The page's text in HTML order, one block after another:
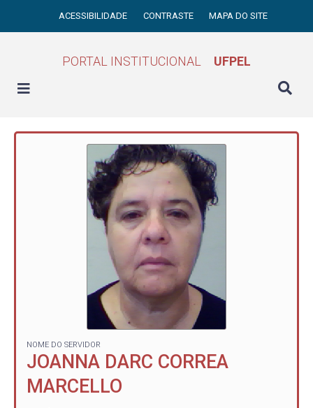
ACESSIBILIDADE CONTRASTE MAPA DO SITE
PORTAL INSTITUCIONAL UFPEL
NOME DO SERVIDOR
JOANNA DARC CORREA
MARCELLO